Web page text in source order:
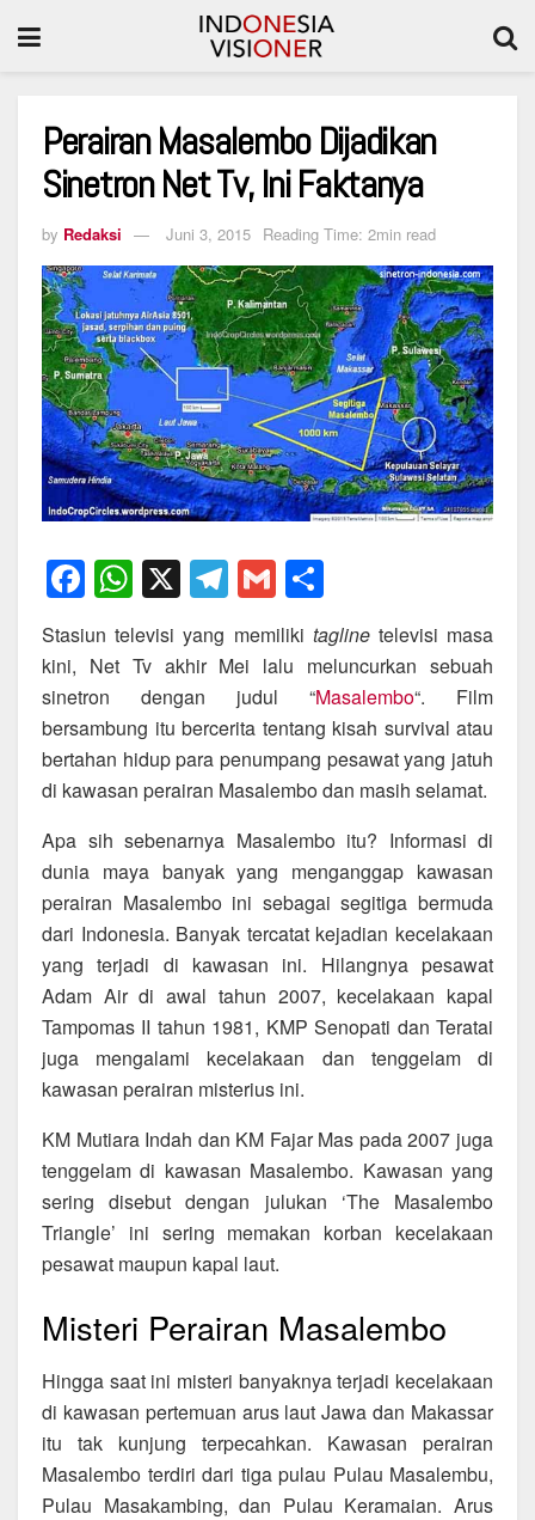
Perairan Masalembo Dijadikan
Sinetron Net Tv, Ini Faktanya
by Redaksi Juni 3, 2015 Reading Time: 2min read
F
a
c
e
b
o
o
k
W
h
at
s
A
p
p
X T
el
e
gr
a
m
G
m
ail
h
ar
e
Stasiun televisi yang memiliki taglinetelevisi masa
kini, Net Tv akhir Mei lalu meluncurkan sebuah
sinetron dengan judul “Masalembo“. Film
bersambung itu bercerita tentang kisah survival atau
bertahan hidup para penumpang pesawat yang jatuh
di kawasan perairan Masalembo dan masih selamat.
Apa sih sebenarnya Masalembo itu? Informasi di
dunia maya banyak yang menganggap kawasan
perairan Masalembo ini sebagai segitiga bermuda
dari Indonesia. Banyak tercatat kejadian kecelakaan
yang terjadi di kawasan ini. Hilangnya pesawat
Adam Air di awal tahun 2007, kecelakaan kapal
Tampomas II tahun 1981, KMP Senopati dan Teratai
juga mengalami kecelakaan dan tenggelam di
kawasan perairan misterius ini.
KM Mutiara Indah dan KM Fajar Mas pada 2007 juga
tenggelam di kawasan Masalembo. Kawasan yang
sering disebut dengan julukan ‘The Masalembo
Triangle’ ini sering memakan korban kecelakaan
pesawat maupun kapal laut.
Misteri Perairan Masalembo
Hingga saat ini misteri banyaknya terjadi kecelakaan
di kawasan pertemuan arus laut Jawa dan Makassar
itu tak kunjung terpecahkan. Kawasan perairan
Masalembo terdiri dari tiga pulau Pulau Masalembu,
Pulau Masakambing, dan Pulau Keramaian. Arus